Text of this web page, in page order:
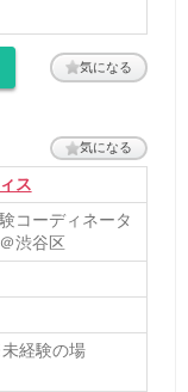
気になる
気になる
ス
コーディネータ
渋谷区
経験の場